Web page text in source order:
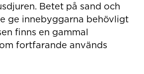
Betet på sand och
ge innebyggarna behövligt
finns en gammal
fortfarande används